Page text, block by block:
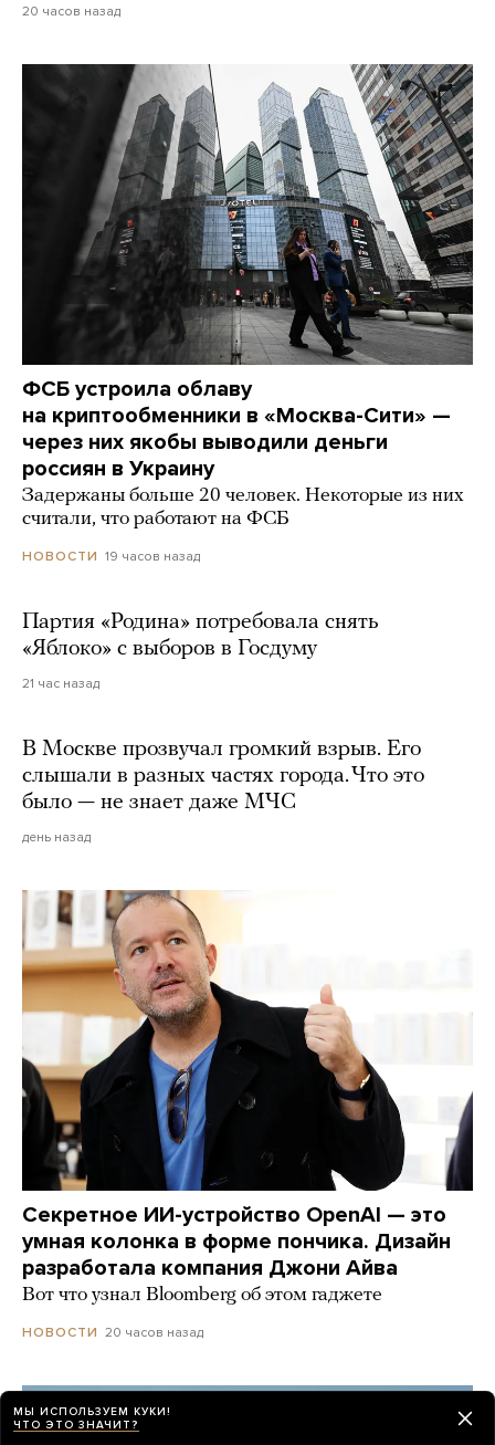
20 часов назад
ФСБ устроила облаву
на криптообменники в «Москва-Сити» —
через них якобы выводили деньги
россиян в Украину
Задержаны больше 20 человек. Некоторые из них
считали, что работают на ФСБ
НОВОСТИ 19 часов назад
Партия «Родина» потребовала снять
«Яблоко» с выборов в Госдуму
21 час назад
В Москве прозвучал громкий взрыв. Его
слышали в разных частях города. Что это
было — не знает даже МЧС
день назад
Секретное ИИ-устройство OpenAI — это
умная колонка в форме пончика. Дизайн
разработала компания Джони Айва
Вот что узнал Bloomberg об этом гаджете
НОВОСТИ 20 часов назад
МЫ ИСПОЛЬЗУЕМ КУКИ!
ЧТО ЭТО ЗНАЧИТ?